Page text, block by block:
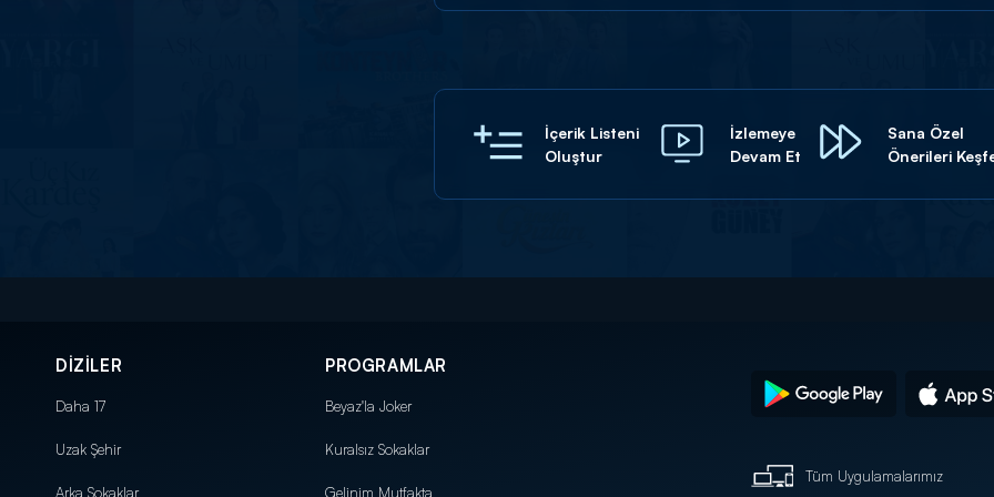
İçerik Listeni
Oluştur
İzlemeye
Devam Et
Sana Özel
Önerileri
DİZİLER
Daha 17
Uzak Şehir
Arka Sokaklar
PROGRAMLAR
Beyaz'la Joker
Kuralsız Sokaklar
Gelinim Mutfakta
Tüm Uygulamalarımız